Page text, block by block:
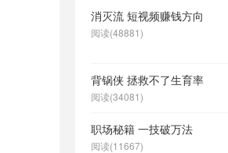
消灭流 短视频赚钱方向
阅读(48881)
背锅侠 拯救不了生育率
阅读(34081)
职场秘籍 一技破万法
阅读(11667)